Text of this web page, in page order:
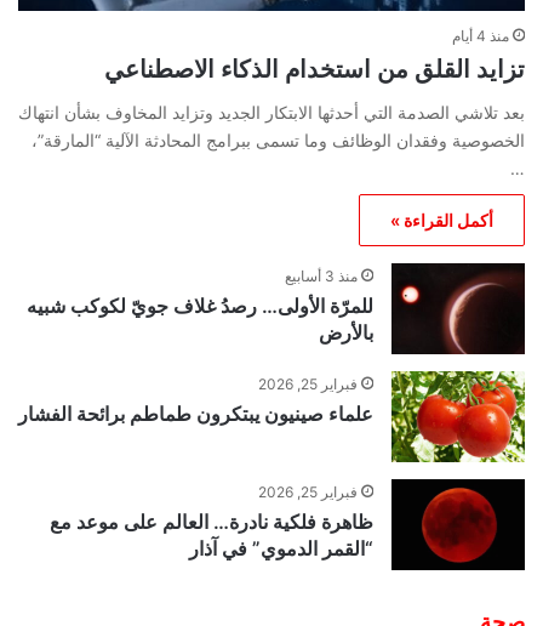
منذ 4 أيام
تزايد القلق من استخدام الذكاء الاصطناعي
بعد تلاشي الصدمة التي أحدثها الابتكار الجديد وتزايد المخاوف بشأن انتهاك
الخصوصية وفقدان الوظائف وما تسمى ببرامج المحادثة الآلية “المارقة”،
…
أكمل القراءة »
منذ 3 أسابيع
للمرّة الأولى… رصدُ غلاف جويّ لكوكب شبيه
بالأرض
فبراير 25, 2026
علماء صينيون يبتكرون طماطم برائحة الفشار
فبراير 25, 2026
ظاهرة فلكية نادرة… العالم على موعد مع
“القمر الدموي” في آذار